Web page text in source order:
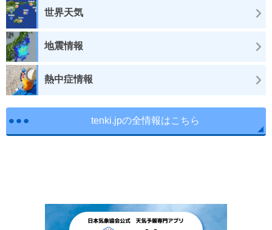
世界天気
地震情報
熱中症情報
tenki.jpの全情報はこちら